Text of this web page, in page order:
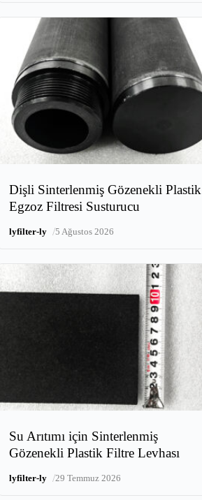
Dişli Sinterlenmiş Gözenekli Plastik
Egzoz Filtresi Susturucu
lyfilter-ly /5 Ağustos 2026
Su Arıtımı için Sinterlenmiş
Gözenekli Plastik Filtre Levhası
lyfilter-ly /29 Temmuz 2026